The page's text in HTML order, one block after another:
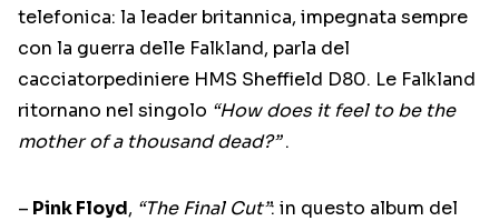
telefonica: la leader britannica, impegnata sempre
con la guerra delle Falkland, parla del
cacciatorpediniere HMS Sheffield D80. Le Falkland
ritornano nel singolo “How does it feel to be the
mother of a thousand dead?”.
– Pink Floyd, “The Final Cut”: in questo album del